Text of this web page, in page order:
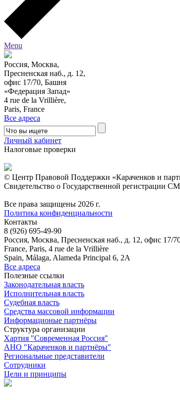
Menu
Россия, Москва,
Пресненская наб., д. 12,
офис 17/70, Башня
«Федерация Запад»
4 rue de la Vrillière,
Paris, France
Все адреса
Личный кабинет
Налоговые проверки
© Центр Правовой Поддержки «Караченков и
Свидетельство о Государственной регистрации
Все права защищены 2026 г.
Политика конфиденциальности
Контакты
8 (926) 695-49-90
Россия, Москва, Пресненская наб., д. 12, офис 17/
France, Paris, 4 rue de la Vrillière
Spain, Málaga, Alameda Principal 6, 2A
Все адреса
Полезные ссылки
Законодательная власть
Исполнительная власть
Судебная власть
Средства массовой информации
Информационые партнёры
Структура организации
Хартия "Современная Россия"
АНО "Караченков и партнёры"
Региональные представители
Сотрудники
Цели и принципы